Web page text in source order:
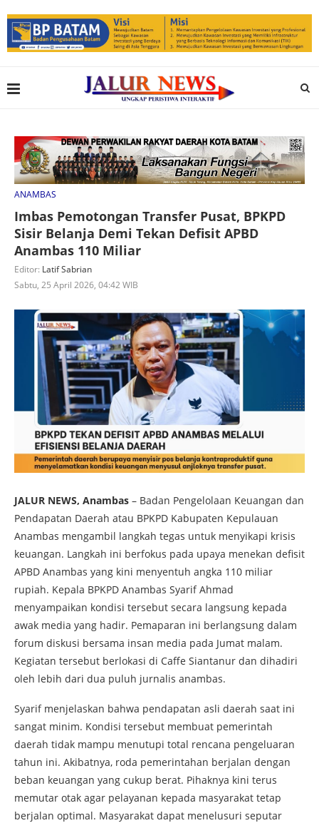
ANAMBAS
Imbas Pemotongan Transfer Pusat, BPKPD
Sisir Belanja Demi Tekan Defisit APBD
Anambas 110 Miliar
Editor: Latif Sabrian
Sabtu, 25 April 2026, 04:42 WIB
JALUR NEWS, Anambas – Badan Pengelolaan Keuangan dan
Pendapatan Daerah atau BPKPD Kabupaten Kepulauan
Anambas mengambil langkah tegas untuk menyikapi krisis
keuangan. Langkah ini berfokus pada upaya menekan defisit
APBD Anambas yang kini menyentuh angka 110 miliar
rupiah. Kepala BPKPD Anambas Syarif Ahmad
menyampaikan kondisi tersebut secara langsung kepada
awak media yang hadir. Pemaparan ini berlangsung dalam
forum diskusi bersama insan media pada Jumat malam.
Kegiatan tersebut berlokasi di Caffe Siantanur dan dihadiri
oleh lebih dari dua puluh jurnalis anambas.
Syarif menjelaskan bahwa pendapatan asli daerah saat ini
sangat minim. Kondisi tersebut membuat pemerintah
daerah tidak mampu menutupi total rencana pengeluaran
tahun ini. Akibatnya, roda pemerintahan berjalan dengan
beban keuangan yang cukup berat. Pihaknya kini terus
memutar otak agar pelayanan kepada masyarakat tetap
berjalan optimal. Masyarakat dapat menelusuri seputar